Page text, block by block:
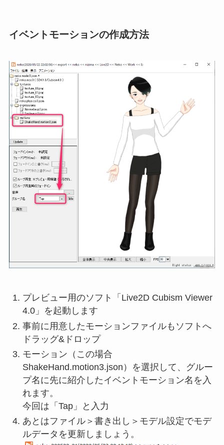
イベントモーションの作成方法
プレビュー用のソフト「Live2D Cubism Viewer
4.0」を起動します
事前に用意したモーションファイルもソフトへ
ドラッグ&ドロップ
モーション（この場合
ShakeHand.motion3.json）を選択して、グルー
プ名に先に紹介したイベントモーション名を入
れます。
今回は「Tap」と入力
あとはファイル＞書き出し＞モデル設定でモデ
ルデータを更新しましょう。